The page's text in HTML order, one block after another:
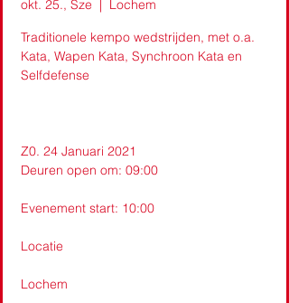
okt. 25., Sze
  |
Lochem
Traditionele kempo wedstrijden, met o.a.
Kata, Wapen Kata, Synchroon Kata en
Selfdefense
Z0. 24 Januari 2021
Deuren open om: 09:00
Evenement start: 10:00
Locatie
Lochem